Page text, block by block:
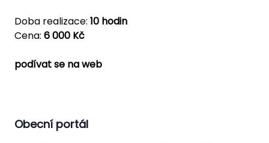
Doba realizace: 10 hodin
Cena: 6 000 Kč
podívat se na web
Obecní portál